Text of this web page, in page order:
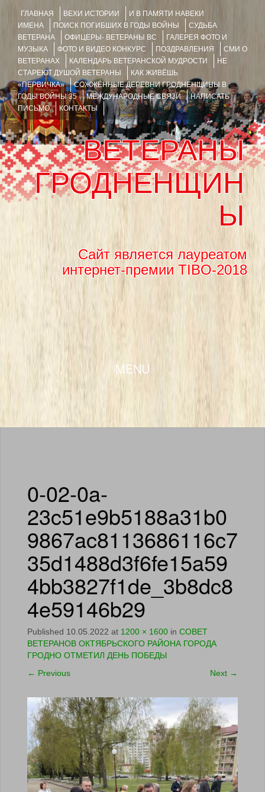
ГЛАВНАЯ ВЕХИ ИСТОРИИ
И В ПАМЯТИ НАВЕКИ
ИМЕНА
ПОИСК ПОГИБШИХ В ГОДЫ ВОЙНЫ
СУДЬБА
ВЕТЕРАНА
ОФИЦЕРЫ- ВЕТЕРАНЫ ВС
ГАЛЕРЕЯ ФОТО И
МУЗЫКА
ФОТО И ВИДЕО КОНКУРС ПОЗДРАВЛЕНИЯ
СМИ О
ВЕТЕРАНАХ
КАЛЕНДАРЬ ВЕТЕРАНСКОЙ МУДРОСТИ
НЕ
СТАРЕЮТ ДУШОЙ ВЕТЕРАНЫ
КАК ЖИВЁШЬ
«ПЕРВИЧКА»
СОЖЖЁННЫЕ ДЕРЕВНИ ГРОДНЕНЩИНЫ В
ГОДЫ ВОЙНЫ 35
МЕЖДУНАРОДНЫЕ СВЯЗИ
НАПИСАТЬ
ПИСЬМО
КОНТАКТЫ
ВЕТЕРАНЫ
ГРОДНЕНЩИН
Ы
Сайт является лауреатом
интернет-премии TIBO-2018
MENU
SKIP TO CONTENT
0-02-0a-
23c51e9b5188a31b0
9867ac8113686116c7
35d1488d3f6fe15a59
4bb3827f1de_3b8dc8
4e59146b29
Published 10.05.2022 at 1200 × 1600 in СОВЕТ
ВЕТЕРАНОВ ОКТЯБРЬСКОГО РАЙОНА ГОРОДА
ГРОДНО ОТМЕТИЛ ДЕНЬ ПОБЕДЫ
← Previous Next →